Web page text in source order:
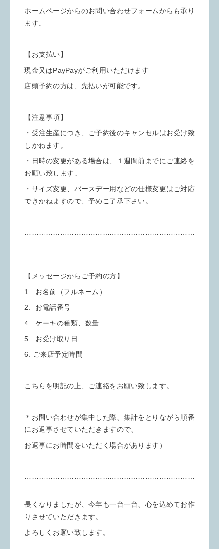
ホームページからのお問い合わせフォームからも承り
ます。
【お支払い】
現金又はPayPayがご利用いただけます
店頭予約の方は、先払いが可能です。
【注意事項】
・受注生産につき、ご予約後のキャンセルはお受け致
しかねます。
・日時の変更がある場合は、１週間前までにご連絡を
お願い致します。
・サイズ変更、バースデー用などの仕様変更はご対応
できかねますので、予めご了承下さい。
【メッセージからご予約の方】
1. お名前（フルネーム）
2. お電話番号
4. ケーキの種類、数量
5. お受け取り日
6. ご来店予定時間
こちらを明記の上、ご連絡をお願い致します。
＊お問い合わせが集中した際、集計をとりながら順番
にお返事させていただきますので、
お返事にお時間をいただく場合があります）
長くなりましたが、今年も一台一台、心を込めてお作
りさせていただきます。
よろしくお願い致します。